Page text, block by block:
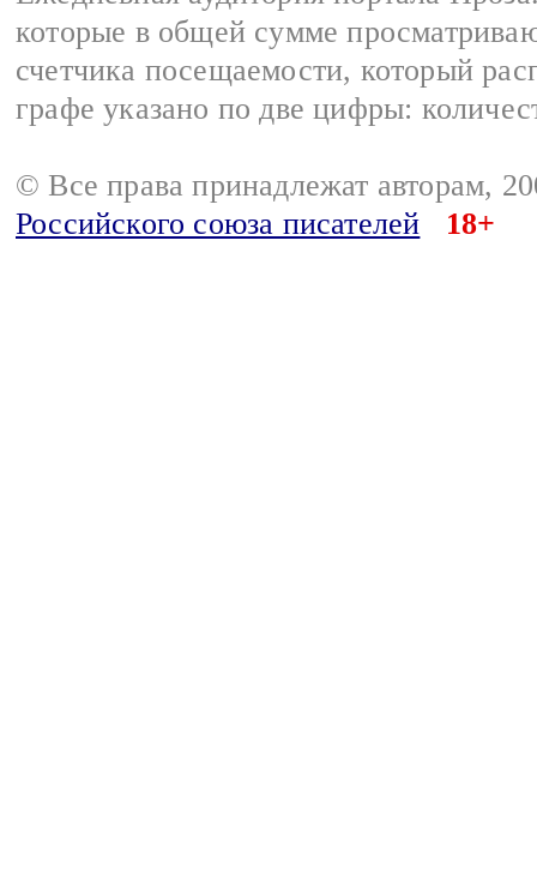
которые в общей сумме
счетчика посещаемости, который
графе указано по две цифры:
© Все права принадлежат авторам,
Российского союза писателей
18+